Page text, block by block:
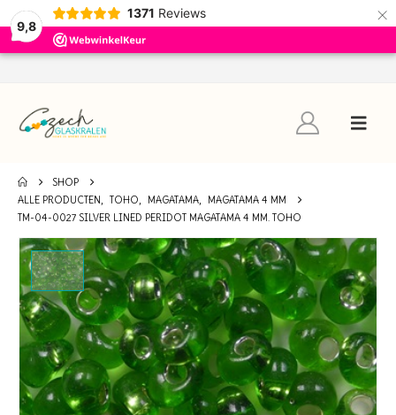
9,8
1371 Reviews ×
SHOP
ALLE PRODUCTEN, TOHO, MAGATAMA,
MAGATAMA 4 MM
TM-04-0027 SILVER LINED PERIDOT MAGATAMA 4 MM. TOHO